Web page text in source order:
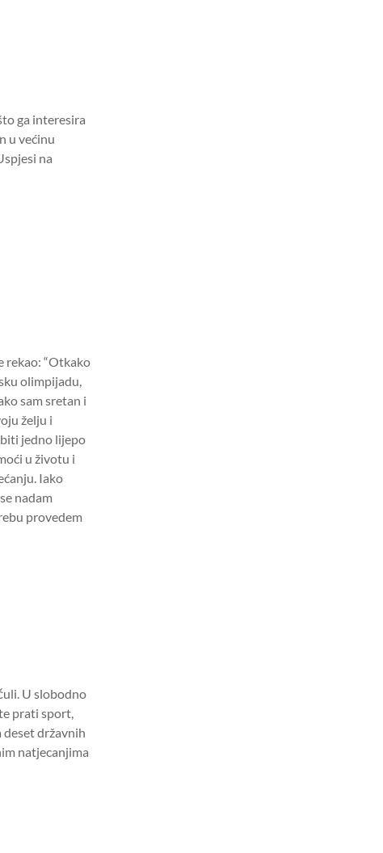
ga interesira
u većinu
na
rekao: “Otkako
olimpijadu,
sam sretan i
želju i
biti jedno lijepo
u životu i
Iako
nadam
provedem
U slobodno
prati sport,
deset državnih
natjecanjima